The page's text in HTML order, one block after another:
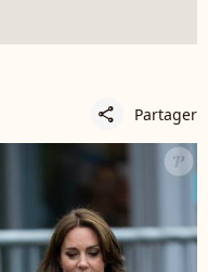
share Partager